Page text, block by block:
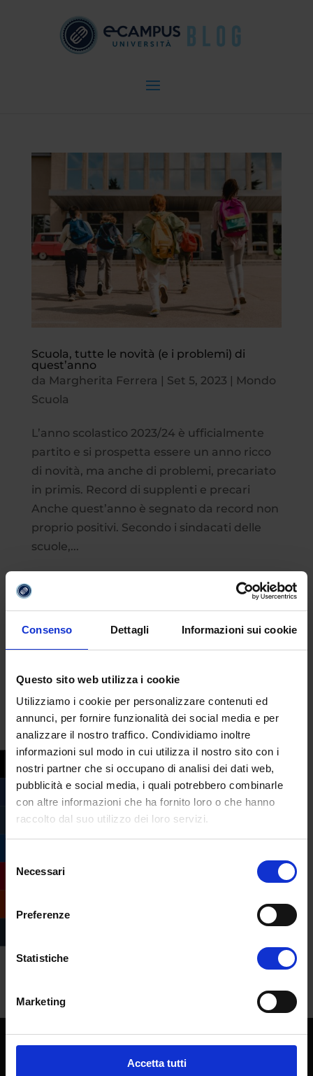
Consenso Dettagli Informazioni sui cookie
Questo sito web utilizza i cookie
Utilizziamo i cookie per personalizzare contenuti ed
annunci, per fornire funzionalità dei social media e per
analizzare il nostro traffico. Condividiamo inoltre
informazioni sul modo in cui utilizza il nostro sito con i
nostri partner che si occupano di analisi dei dati web,
pubblicità e social media, i quali potrebbero combinarle
con altre informazioni che ha fornito loro o che hanno
raccolto dal suo utilizzo dei loro servizi.
delNecessari
Preferenze
Statistiche
Marketing
Accetta tutti
Scuola, tutte le novità (e i problemi) di
quest’anno
da Margherita Ferrera | Set 5, 2023 | Mondo
Scuola
L’anno scolastico 2023/24 è ufficialmente
partito e si prospetta essere un anno ricco
di novità, ma anche di problemi, precariato
in primis. Record di supplenti e precari
Anche quest’anno è segnato da record non
proprio positivi. Secondo i sindacati delle
scuole,...
Stangata autunnale, aumentano i prezzi
del materiale scolastico
da Margherita Ferrera Ago 29, 2023
Con la fine delle vacanze, molte famiglie si
stanno preparando al rientro scolastico. Un
rientro che sarà purtroppo segnato da forti
rincari, con le spese necessarie che si
e sui bilanci familiari. Materiale scolastico